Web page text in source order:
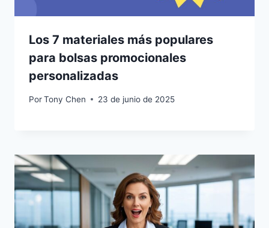
Los 7 materiales más populares
para bolsas promocionales
personalizadas
PorTony Chen 23 de junio de 2025